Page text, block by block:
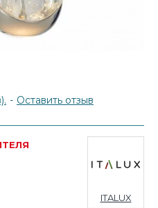
- Оставить отзыв
ITALUX